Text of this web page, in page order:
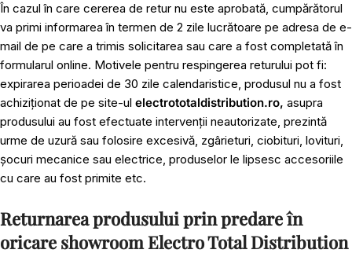
În cazul în care cererea de retur nu este aprobată, cumpărătorul
va primi informarea în termen de 2 zile lucrătoare pe adresa de e-
mail de pe care a trimis solicitarea sau care a fost completată în
formularul online. Motivele pentru respingerea returului pot fi:
expirarea perioadei de 30 zile calendaristice, produsul nu a fost
achiziționat de pe site-ul electrototaldistribution.ro, asupra
produsului au fost efectuate intervenții neautorizate, prezintă
urme de uzură sau folosire excesivă, zgârieturi, ciobituri, lovituri,
șocuri mecanice sau electrice, produselor le lipsesc accesoriile
cu care au fost primite etc.
Returnarea produsului prin predare în
oricare showroom Electro Total Distribution